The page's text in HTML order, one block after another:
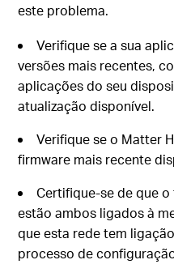
este problema.
Verifique se a sua
versões mais recentes,
aplicações do seu
atualização disponível.
Verifique se o Matter
firmware mais recente
Certifique-se de que
estão ambos ligados à
que esta rede tem
processo de